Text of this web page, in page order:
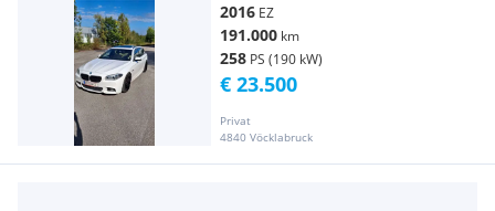
2016 EZ
191.000 km
258 PS (190 kW)
Privat
4840 Vöcklabruck
€ 23.500